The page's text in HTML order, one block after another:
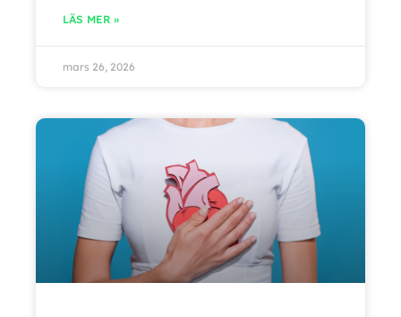
LÄS MER »
mars 26, 2026